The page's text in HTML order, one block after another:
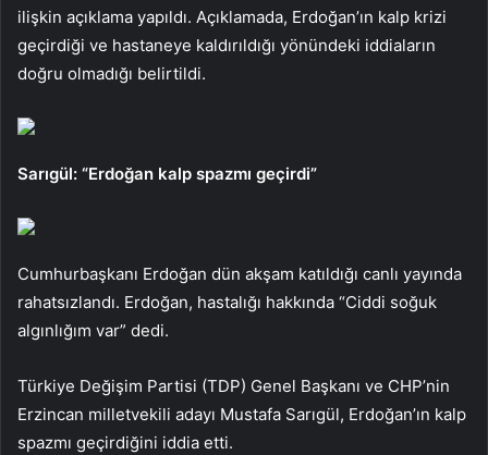
ilişkin açıklama yapıldı. Açıklamada, Erdoğan’ın kalp krizi
geçirdiği ve hastaneye kaldırıldığı yönündeki iddiaların
doğru olmadığı belirtildi.
Sarıgül: “Erdoğan kalp spazmı geçirdi”
Cumhurbaşkanı Erdoğan dün akşam katıldığı canlı yayında
rahatsızlandı. Erdoğan, hastalığı hakkında “Ciddi soğuk
algınlığım var” dedi.
Türkiye Değişim Partisi (TDP) Genel Başkanı ve CHP’nin
Erzincan milletvekili adayı Mustafa Sarıgül, Erdoğan’ın kalp
spazmı geçirdiğini iddia etti.